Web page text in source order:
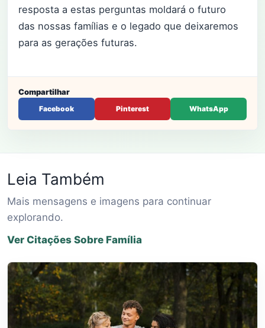
resposta a estas perguntas moldará o futuro
das nossas famílias e o legado que deixaremos
para as gerações futuras.
Compartilhar
Facebook Pinterest WhatsApp
Leia Também
Mais mensagens e imagens para continuar
explorando.
Ver Citações Sobre Família